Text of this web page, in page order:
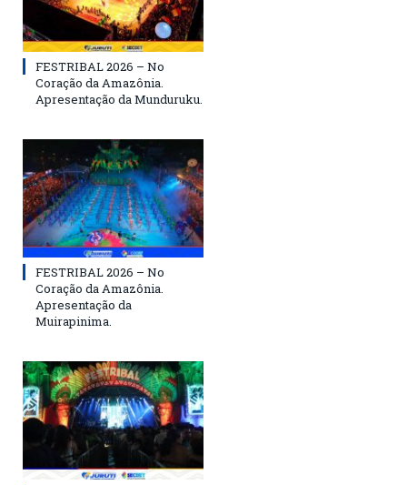
FESTRIBAL 2026 – No
Coração da Amazônia.
Apresentação da Munduruku.
FESTRIBAL 2026 – No
Coração da Amazônia.
Apresentação da
Muirapinima.